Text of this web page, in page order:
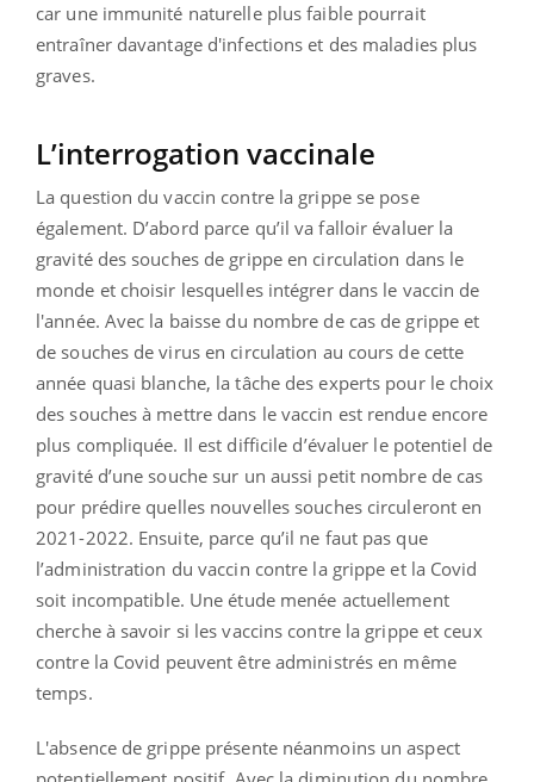
car une immunité naturelle plus faible pourrait
entraîner davantage d'infections et des maladies plus
graves.
L’interrogation vaccinale
La question du vaccin contre la grippe se pose
également. D’abord parce qu’il va falloir évaluer la
gravité des souches de grippe en circulation dans le
monde et choisir lesquelles intégrer dans le vaccin de
l'année. Avec la baisse du nombre de cas de grippe et
de souches de virus en circulation au cours de cette
année quasi blanche, la tâche des experts pour le choix
des souches à mettre dans le vaccin est rendue encore
plus compliquée. Il est difficile d’évaluer le potentiel de
gravité d’une souche sur un aussi petit nombre de cas
pour prédire quelles nouvelles souches circuleront en
2021-2022. Ensuite, parce qu’il ne faut pas que
l’administration du vaccin contre la grippe et la Covid
soit incompatible. Une étude menée actuellement
cherche à savoir si les vaccins contre la grippe et ceux
contre la Covid peuvent être administrés en même
temps.
L'absence de grippe présente néanmoins un aspect